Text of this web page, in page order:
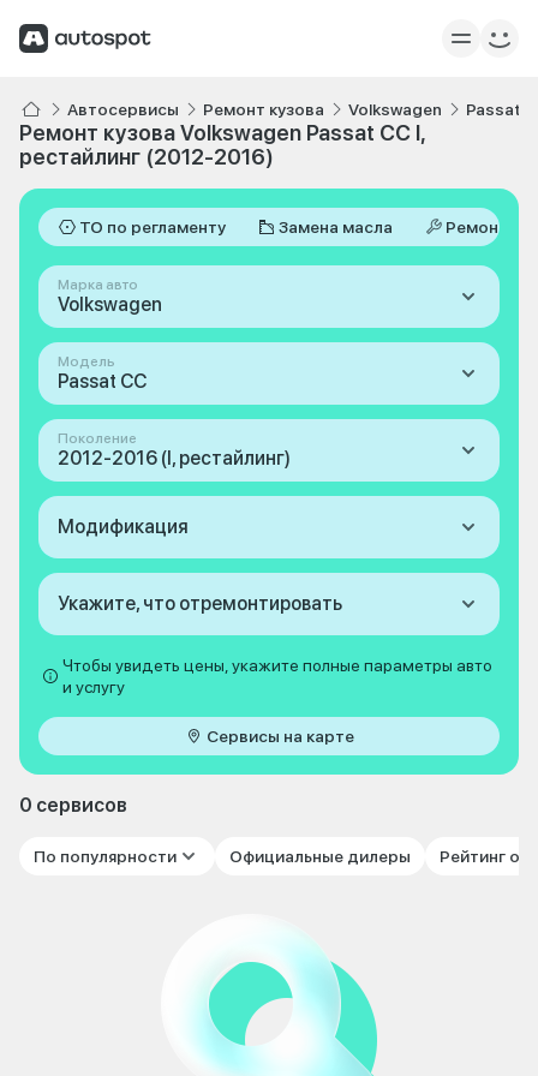
Автосервисы Ремонт кузова Volkswagen Passat
Ремонт кузова Volkswagen Passat CC I,
рестайлинг (2012-2016)
ТО по регламенту Замена масла Ремонт
Марка авто
Volkswagen
Модель
Passat CC
Поколение
2012-2016 (I, рестайлинг)
Модификация
Укажите, что отремонтировать
Чтобы увидеть цены, укажите полные параметры авто
и услугу
Сервисы на карте
0 сервисов
По популярности Официальные дилеры Рейтинг